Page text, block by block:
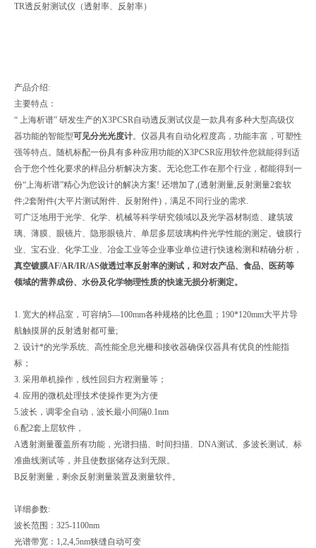
TR透反射测试仪（透射率、反射率）
产品介绍:
主要特点：
“ 上海析谱” 研发生产的X3PCSR自动透反测试仪是一款具有多种大型高级仪
器功能的智能型可见分光光度计。仪器具有自动化程度高，功能丰富，可塑性
强等特点。随机标配一份具有多种应用功能的X3PCSR应用软件您就能得到适
合于您个性化要求的样品分析解决方案。无论您工作在那个行业，都能得到一
份“上海析谱”精心为您设计的解决方案! 还增加了,(透射测量,反射测量2套软
件;2套附件(大平片测试附件、反射附件)，满足不同行业的需求.
可广泛地用于光学、化学、机械等科学研究领域以及光学器材制造、建筑玻
璃、薄膜、眼镜片、隐形眼镜片、单层多层玻璃构件光学性能的测定。镀膜行
业、宝石业、化学工业、冶金工业等企业事业单位进行快速检测和精确分析，
真空镀膜AF/AR/IR/AS做透过率反射率的测试，和对农产品、食品、医药等
领域的营养成份、水份及化学物理性质的快速无损分析测定。
1. 宽大的样品室，可容纳5—100mm各种规格的比色皿；190*120mm大平片导
航触摸屏的反射透射都可量;
2. 设计*的光学系统、高性能全息光栅和接收器确保仪器具有优良的性能指
标；
3. 采用单机操作，线性回归方程测量等；
4. 应用的微机处理技术使操作更为方便
5.波长，调零全自动，波长最小间隔0.1nm
6.配2套上层软件，
A透射测量覆盖所有功能，光谱扫描、时间扫描、DNA测试、多波长测试、标
准曲线测试等，并且使数据储存达到无限。
B反射测量，剩余反射测量装置及测量软件。
详细参数:
波长范围：325-1100nm
光谱带宽：1,2,4,5nm狭缝自动可变